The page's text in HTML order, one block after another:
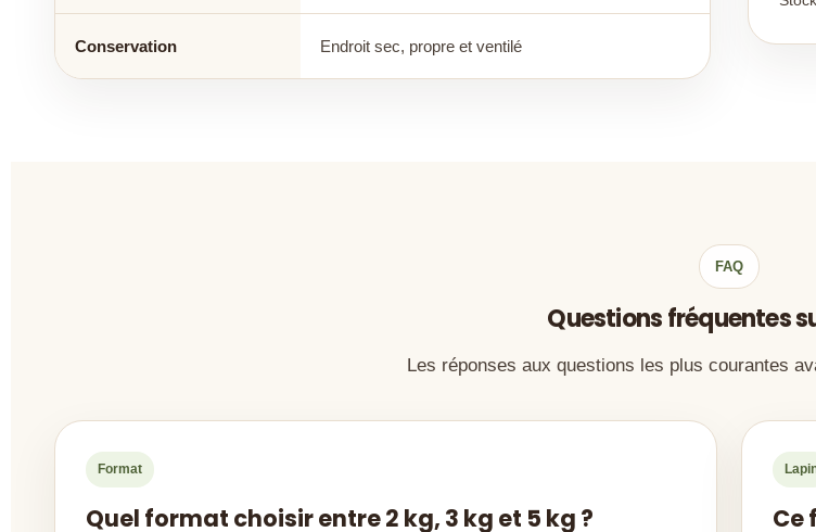
Conservation Endroit sec, propre et ventilé
FAQ
Questions fréquentes
Les réponses aux questions les plus courantes
Format
Quel format choisir entre 2 kg, 3 kg et 5 kg ? Ce